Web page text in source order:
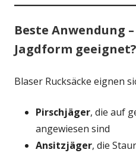
Beste Anwendung
Jagdform geeignet?
Blaser Rucksäcke eignen
Pirschjäger, die auf
angewiesen sind
Ansitzjäger, die